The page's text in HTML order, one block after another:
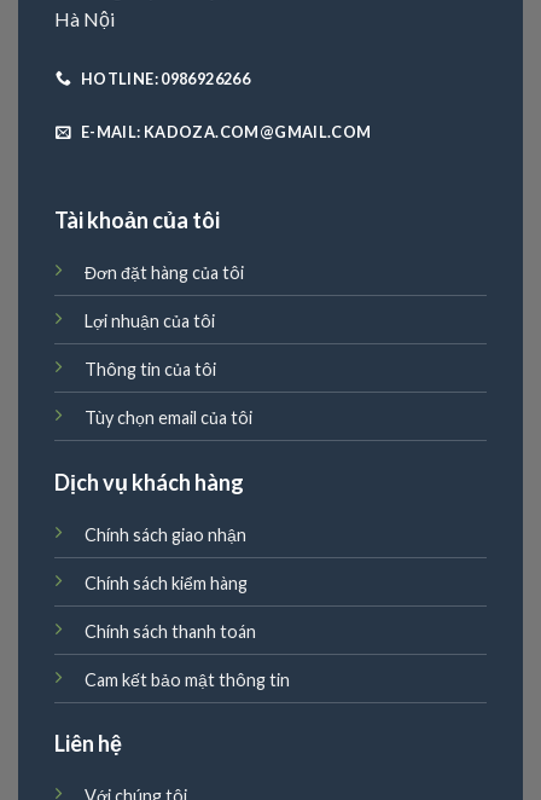
Hà Nội
HOTLINE: 0986926266
E-MAIL: KADOZA.COM@GMAIL.COM
Tài khoản của tôi
Đơn đặt hàng của tôi
Lợi nhuận của tôi
Thông tin của tôi
Tùy chọn email của tôi
Dịch vụ khách hàng
Chính sách giao nhận
Chính sách kiểm hàng
Chính sách thanh toán
Cam kết bảo mật thông tin
Liên hệ